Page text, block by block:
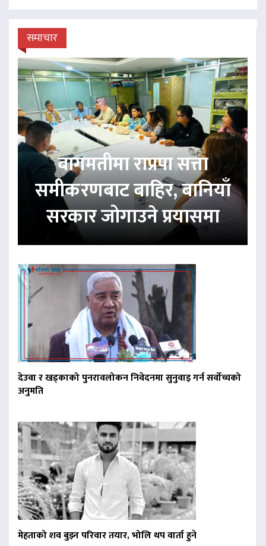
समाचार
बागमतीमा राप्रपा सत्ता
समीकरणबाट बाहिर, बानियाँ
सरकार जोगाउने प्रयासमा
देउवा र खड्काको पुनरावलोकन निवेदनमा सुनुवाइ गर्न सर्वोच्चको
अनुमति
मेहताको शव बुझ्न परिवार तयार, भोलि थप वार्ता हुने